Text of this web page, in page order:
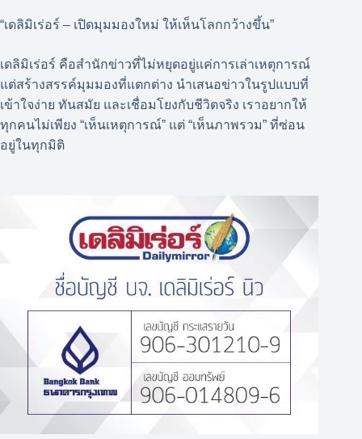
“เดลิมิเร่อร์ – เปิดมุมมองใหม่ ให้เห็นโลกกว้างขึ้น”
เดลิมิเร่อร์ คือสำนักข่าวที่ไม่หยุดอยู่แค่การเล่าเหตุการณ์
แต่สร้างสรรค์มุมมองที่แตกต่าง นำเสนอข่าวในรูปแบบที่
เข้าใจง่าย ทันสมัย และเชื่อมโยงกับชีวิตจริง เราอยากให้
ทุกคนไม่เพียง “เห็นเหตุการณ์” แต่ “เห็นภาพรวม” ที่ซ่อน
อยู่ในทุกมิติ